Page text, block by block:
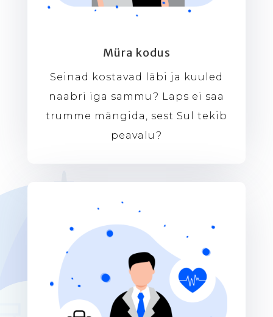
Müra kodus
Seinad kostavad läbi ja kuuled
naabri iga sammu? Laps ei saa
trumme mängida, sest Sul tekib
peavalu?